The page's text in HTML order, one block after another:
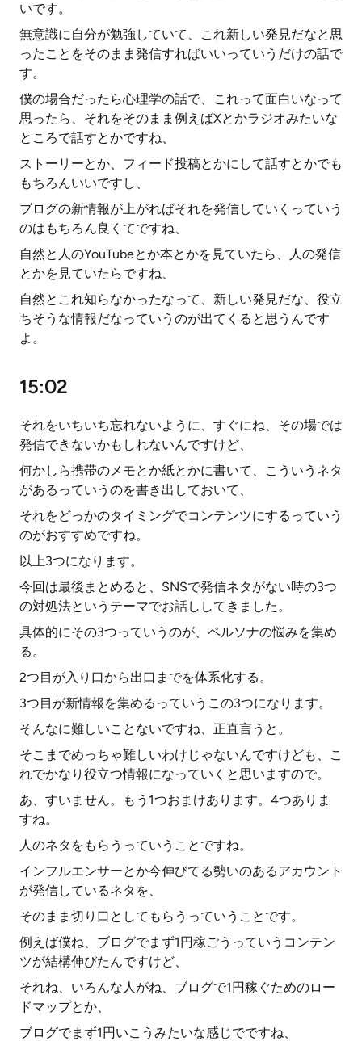
いです。
無意識に自分が勉強していて、これ新しい発見だなと思
ったことをそのまま発信すればいいっていうだけの話で
す。
僕の場合だったら心理学の話で、これって面白いなって
思ったら、それをそのまま例えばXとかラジオみたいな
ところで話すとかですね、
ストーリーとか、フィード投稿とかにして話すとかでも
もちろんいいですし、
ブログの新情報が上がればそれを発信していくっていう
のはもちろん良くてですね、
自然と人のYouTubeとか本とかを見ていたら、人の発信
とかを見ていたらですね、
自然とこれ知らなかったなって、新しい発見だな、役立
ちそうな情報だなっていうのが出てくると思うんです
よ。
15:02
それをいちいち忘れないように、すぐにね、その場では
発信できないかもしれないんですけど、
何かしら携帯のメモとか紙とかに書いて、こういうネタ
があるっていうのを書き出しておいて、
それをどっかのタイミングでコンテンツにするっていう
のがおすすめですね。
以上3つになります。
今回は最後まとめると、SNSで発信ネタがない時の3つ
の対処法というテーマでお話ししてきました。
具体的にその3つっていうのが、ペルソナの悩みを集め
る。
2つ目が入り口から出口までを体系化する。
3つ目が新情報を集めるっていうこの3つになります。
そんなに難しいことないですね、正直言うと。
そこまでめっちゃ難しいわけじゃないんですけども、こ
れでかなり役立つ情報になっていくと思いますので。
あ、すいません。もう1つおまけあります。4つありま
すね。
人のネタをもらうっていうことですね。
インフルエンサーとか今伸びてる勢いのあるアカウント
が発信しているネタを、
そのまま切り口としてもらうっていうことです。
例えば僕ね、ブログでまず1円稼ごうっていうコンテン
ツが結構伸びたんですけど、
それね、いろんな人がね、ブログで1円稼ぐためのロー
ドマップとか、
ブログでまず1円いこうみたいな感じでですね、